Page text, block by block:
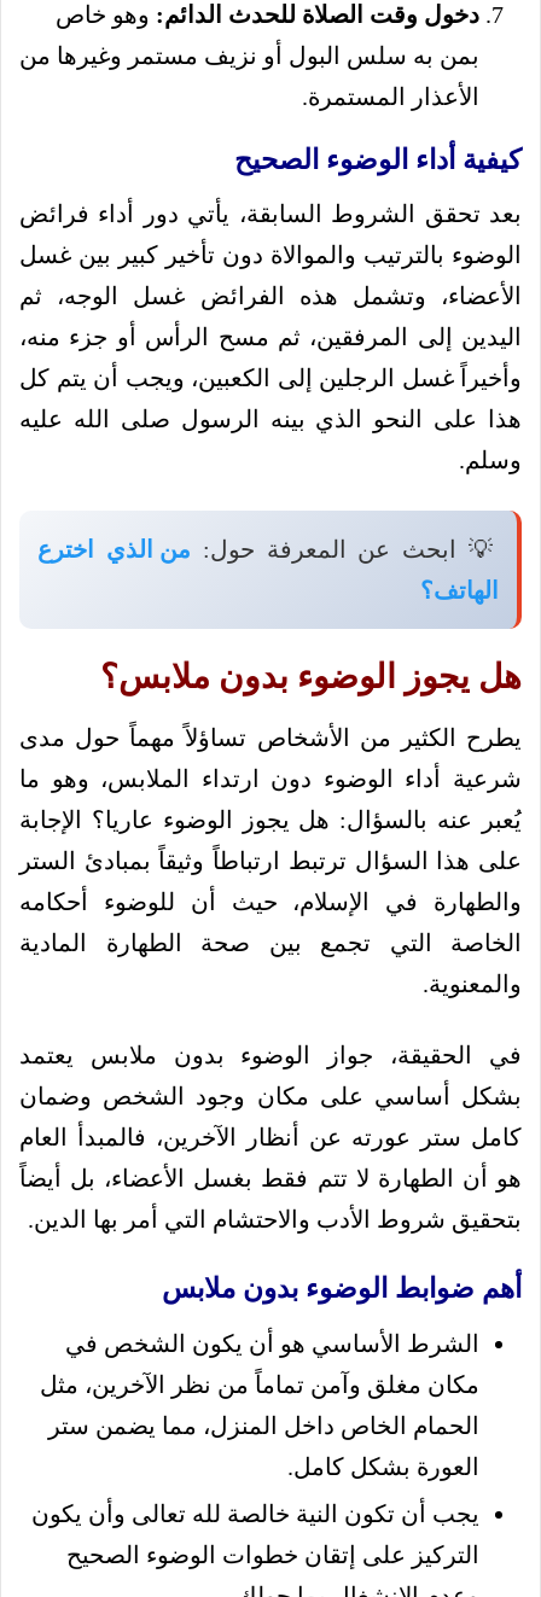
دخول وقت الصلاة للحدث الدائم: وهو خاص
بمن به سلس البول أو نزيف مستمر وغيرها من
الأعذار المستمرة.
كيفية أداء الوضوء الصحيح
بعد تحقق الشروط السابقة، يأتي دور أداء فرائض
الوضوء بالترتيب والموالاة دون تأخير كبير بين غسل
الأعضاء، وتشمل هذه الفرائض غسل الوجه، ثم
اليدين إلى المرفقين، ثم مسح الرأس أو جزء منه،
وأخيراً غسل الرجلين إلى الكعبين، ويجب أن يتم كل
هذا على النحو الذي بينه الرسول صلى الله عليه
وسلم.
💡 ابحث عن المعرفة حول: من الذي اخترع
الهاتف؟
هل يجوز الوضوء بدون ملابس؟
يطرح الكثير من الأشخاص تساؤلاً مهماً حول مدى
شرعية أداء الوضوء دون ارتداء الملابس، وهو ما
يُعبر عنه بالسؤال: هل يجوز الوضوء عاريا؟ الإجابة
على هذا السؤال ترتبط ارتباطاً وثيقاً بمبادئ الستر
والطهارة في الإسلام، حيث أن للوضوء أحكامه
الخاصة التي تجمع بين صحة الطهارة المادية
والمعنوية.
في الحقيقة، جواز الوضوء بدون ملابس يعتمد
بشكل أساسي على مكان وجود الشخص وضمان
كامل ستر عورته عن أنظار الآخرين، فالمبدأ العام
هو أن الطهارة لا تتم فقط بغسل الأعضاء، بل أيضاً
بتحقيق شروط الأدب والاحتشام التي أمر بها الدين.
أهم ضوابط الوضوء بدون ملابس
الشرط الأساسي هو أن يكون الشخص في
مكان مغلق وآمن تماماً من نظر الآخرين، مثل
الحمام الخاص داخل المنزل، مما يضمن ستر
العورة بشكل كامل.
يجب أن تكون النية خالصة لله تعالى وأن يكون
التركيز على إتقان خطوات الوضوء الصحيح